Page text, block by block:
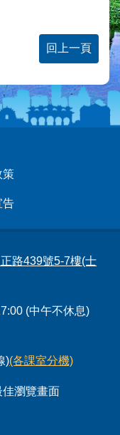
回上一頁
策
告
路439號5-7樓(士
(中午不休息)
)(各課室分機)
瀏覽畫面